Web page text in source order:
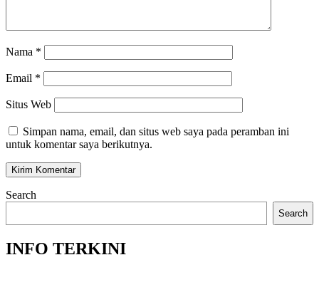
Nama *
Email *
Situs Web
Simpan nama, email, dan situs web saya pada peramban ini
untuk komentar saya berikutnya.
Search
Search
INFO TERKINI